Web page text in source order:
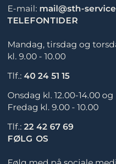
E-mail: mail@sth-
TELEFONTIDER
Mandag, tirsdag og
kl. 9.00 - 10.00
Tlf.: 40 24 51 15
Onsdag kl. 12.00-14.00 og
Fredag kl. 9.00 - 10.00
Tlf.: 22 42 67 69
FØLG OS